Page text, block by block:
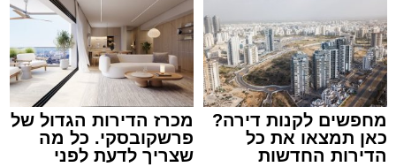
מחפשים לקנות דירה?
כאן תמצאו את כל
הדירות החדשות
מכרז הדירות הגדול של
פרשקובסקי. כל מה
שצריך לדעת לפני